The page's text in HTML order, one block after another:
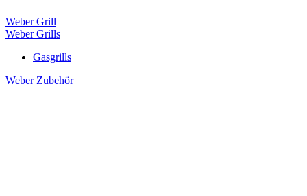
Weber Grill
Weber Grills
Gasgrills
Weber Zubehör